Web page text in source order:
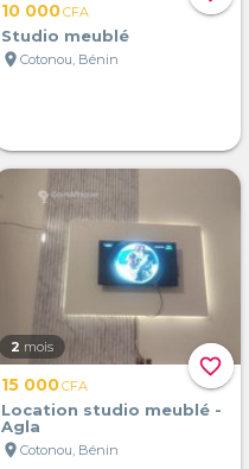
10 000CFA
Studio meublé
location_on Cotonou, Bénin
favorite_border
2 mois
15 000CFA
Location studio meublé -
Agla
location_on Cotonou, Bénin